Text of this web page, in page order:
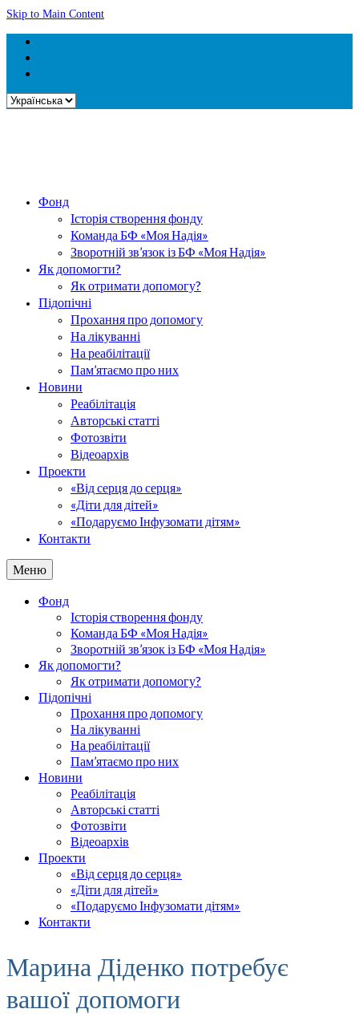
Skip to Main Content
Вибрати
Фонд
Історія створення фонду
Команда БФ «Моя Надія»
Зворотній зв’язок із БФ «Моя Надія»
Як допомогти?
Як отримати допомогу?
Підопічні
Прохання про допомогу
На лікуванні
На реабілітації
Пам’ятаємо про них
Новини
Реабілітація
Авторські статті
Фотозвіти
Відеоархів
Проекти
«Від серця до серця»
«Діти для дітей»
«Подаруємо Інфузомати дітям»
Контакти
Меню
Фонд
Історія створення фонду
Команда БФ «Моя Надія»
Зворотній зв’язок із БФ «Моя Надія»
Як допомогти?
Як отримати допомогу?
Підопічні
Прохання про допомогу
На лікуванні
На реабілітації
Пам’ятаємо про них
Новини
Реабілітація
Авторські статті
Фотозвіти
Відеоархів
Проекти
«Від серця до серця»
«Діти для дітей»
«Подаруємо Інфузомати дітям»
Контакти
Марина Діденко потребує
вашої допомоги